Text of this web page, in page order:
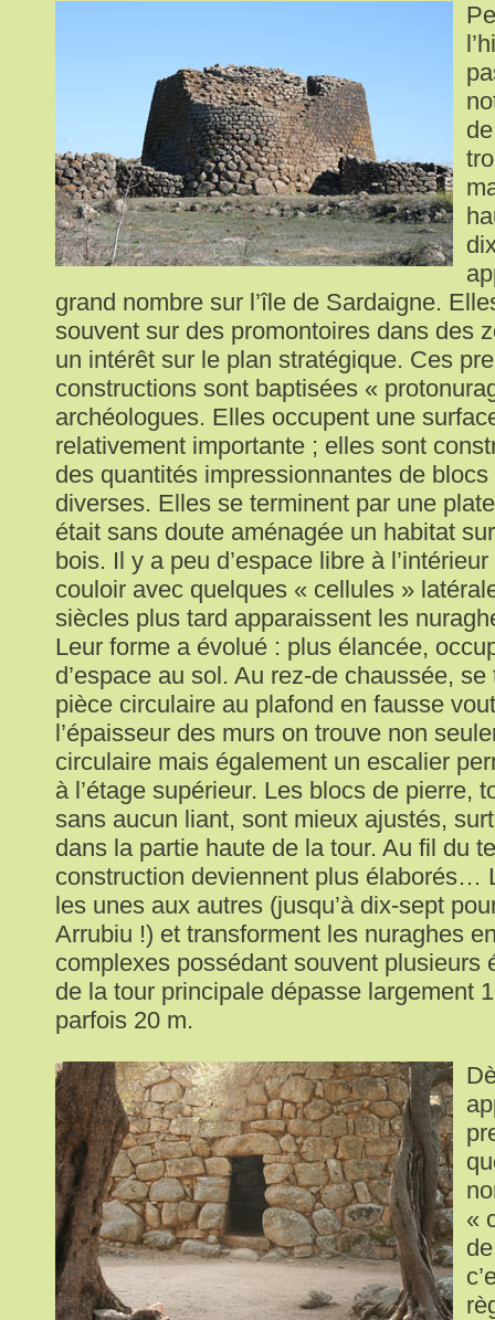
grand nombre sur l’île de Sardaigne.
souvent sur des promontoires dans des
un intérêt sur le plan stratégique. Ces
constructions sont baptisées «
archéologues. Elles occupent une
relativement importante ; elles sont
des quantités impressionnantes de
diverses. Elles se terminent par une
était sans doute aménagée un habitat
bois. Il y a peu d’espace libre à
couloir avec quelques « cellules »
siècles plus tard apparaissent les
Leur forme a évolué : plus élancée,
d’espace au sol. Au rez-de chaussée,
pièce circulaire au plafond en fausse
l’épaisseur des murs on trouve non
circulaire mais également un escalier
à l’étage supérieur. Les blocs de pierre,
sans aucun liant, sont mieux ajustés,
dans la partie haute de la tour. Au fil du
construction deviennent plus élaborés…
les unes aux autres (jusqu’à dix-sept
Arrubiu !) et transforment les nuraghes
complexes possédant souvent plusieurs
de la tour principale dépasse largement
parfois 20 m.
«